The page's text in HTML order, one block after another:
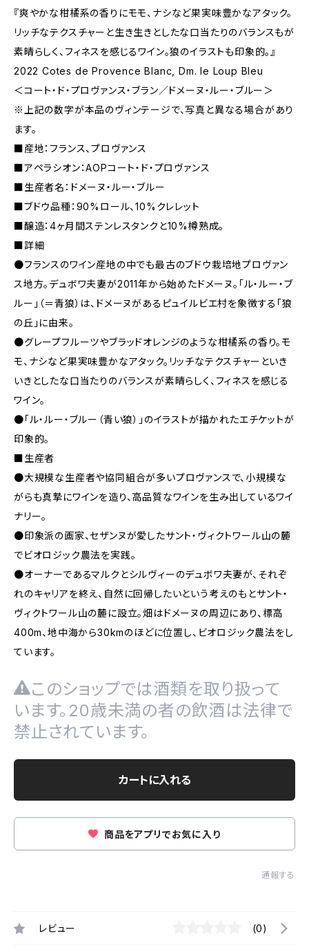
『爽やかな柑橘系の香りにモモ、ナシなど果実味豊かなアタック。
リッチなテクスチャーと生き生きとしたな口当たりのバランスもが
素晴らしく、フィネスを感じるワイン。狼のイラストも印象的。』
2022 Cotes de Provence Blanc, Dm. le Loup Bleu
＜コート・ド・プロヴァンス・ブラン／ドメーヌ・ルー・ブルー＞
※上記の数字が本品のヴィンテージで、写真と異なる場合があり
ます。
■産地：フランス、プロヴァンス
■アペラシオン：AOPコート・ド・プロヴァンス
■生産者名：ドメーヌ・ルー・ブルー
■ブドウ品種：90%ロール、10%クレレット
■醸造：4ヶ月間ステンレスタンクと10%樽熟成。
■詳細
●フランスのワイン産地の中でも最古のブドウ栽培地プロヴァン
ス地方。デュボワ夫妻が2011年から始めたドメーヌ。「ル・ルー・ブ
ルー」（＝青狼）は、ドメーヌがあるピュイルビエ村を象徴する「狼
の丘」に由来。
●グレープフルーツやブラッドオレンジのような柑橘系の香り。モ
モ、ナシなど果実味豊かなアタック。リッチなテクスチャーといき
いきとしたな口当たりのバランスが素晴らしく、フィネスを感じる
ワイン。
●「ル・ルー・ブルー（青い狼）」のイラストが描かれたエチケットが
印象的。
■生産者
●大規模な生産者や協同組合が多いプロヴァンスで、小規模な
がらも真摯にワインを造り、高品質なワインを生み出しているワイ
ナリー。
●印象派の画家、セザンヌが愛したサント・ヴィクトワール山の麓
でビオロジック農法を実践。
●オーナーであるマルクとシルヴィーのデュボワ夫妻が、それぞ
れのキャリアを終え、自然に回帰したいという考えのもとサント・
ヴィクトワール山の麓に設立。畑はドメーヌの周辺にあり、標高
400m、地中海から30kmのほどに位置し、ビオロジック農法をし
ています。
このショップでは酒類を取り扱って
います。20歳未満の者の飲酒は法律で
禁止されています。
カートに入れる
商品をアプリでお気に入り
通報する
レビュー (0)